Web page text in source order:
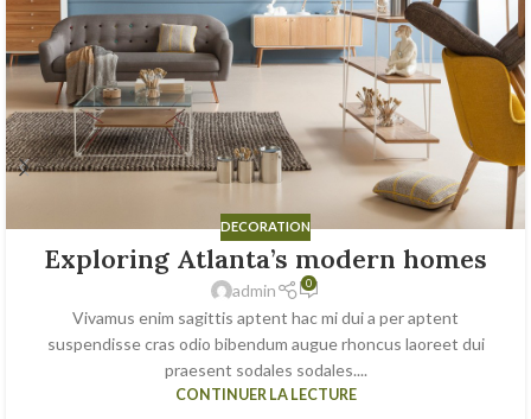
DECORATION
Exploring Atlanta’s modern homes
admin 0
Vivamus enim sagittis aptent hac mi dui a per aptent
suspendisse cras odio bibendum augue rhoncus laoreet dui
praesent sodales sodales....
CONTINUER LA LECTURE